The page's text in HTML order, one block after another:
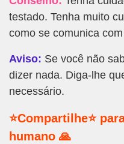
testado. Tenha muito
como se comunica
Aviso: Se você não
dizer nada. Diga-lhe
necessário.
⭐Compartilhe⭐
humano 🙏